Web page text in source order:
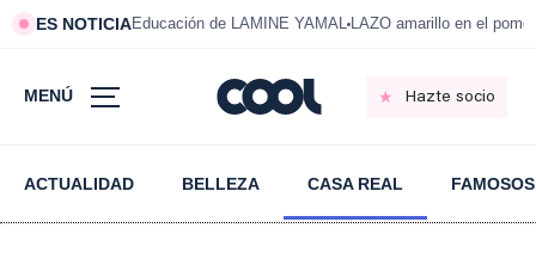
ES NOTICIAEducación de LAMINE YAMAL LAZO amarillo en el
MENÚ Hazte socio
ACTUALIDAD BELLEZA CASA REAL FAMOSOS